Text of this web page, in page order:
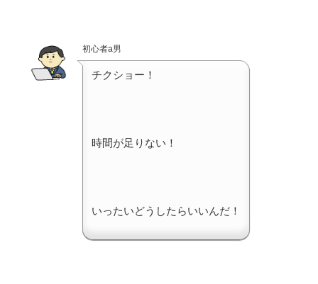
初心者a男
チクショー！
時間が足りない！
いったいどうしたらいいんだ！